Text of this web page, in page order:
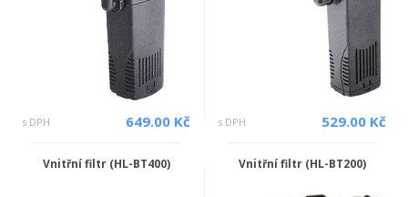
s DPH 649.00 Kč s DPH 529.00 Kč
Vnitřní filtr (HL-BT400) Vnitřní filtr (HL-BT200)